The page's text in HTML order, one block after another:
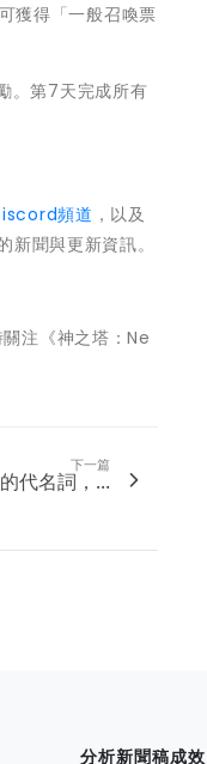
獲得「一般召喚票
。第7天完成所有
頻道 ，以及
聞與更新資訊。
注《神之塔：Ne
下一篇
代名詞，...
分析新聞稿成效